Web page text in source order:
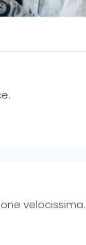
velocissima.